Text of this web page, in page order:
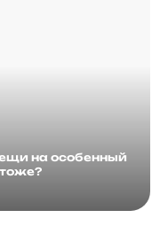
на особенный